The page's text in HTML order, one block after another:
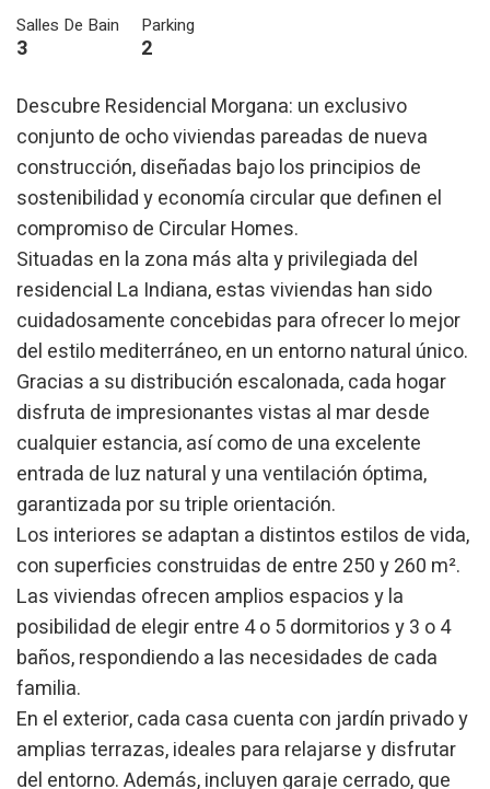
Salles De Bain
3
Parking
2
Descubre Residencial Morgana: un exclusivo
conjunto de ocho viviendas pareadas de nueva
construcción, diseñadas bajo los principios de
sostenibilidad y economía circular que definen el
compromiso de Circular Homes.
Situadas en la zona más alta y privilegiada del
residencial La Indiana, estas viviendas han sido
cuidadosamente concebidas para ofrecer lo mejor
del estilo mediterráneo, en un entorno natural único.
Gracias a su distribución escalonada, cada hogar
disfruta de impresionantes vistas al mar desde
cualquier estancia, así como de una excelente
entrada de luz natural y una ventilación óptima,
garantizada por su triple orientación.
Los interiores se adaptan a distintos estilos de vida,
con superficies construidas de entre 250 y 260 m².
Las viviendas ofrecen amplios espacios y la
posibilidad de elegir entre 4 o 5 dormitorios y 3 o 4
baños, respondiendo a las necesidades de cada
familia.
En el exterior, cada casa cuenta con jardín privado y
amplias terrazas, ideales para relajarse y disfrutar
del entorno. Además, incluyen garaje cerrado, que